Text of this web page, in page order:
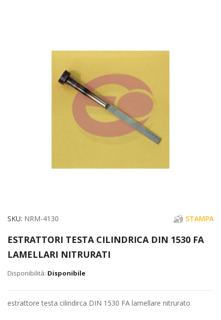
Vai
della
galleria
immagini
SKU NRM-4130 STAMPA
ESTRATTORI TESTA CILINDRICA DIN 1530 FA
LAMELLARI NITRURATI
Disponibile
estrattore testa cilindirca DIN 1530 FA lamellare nitrurato